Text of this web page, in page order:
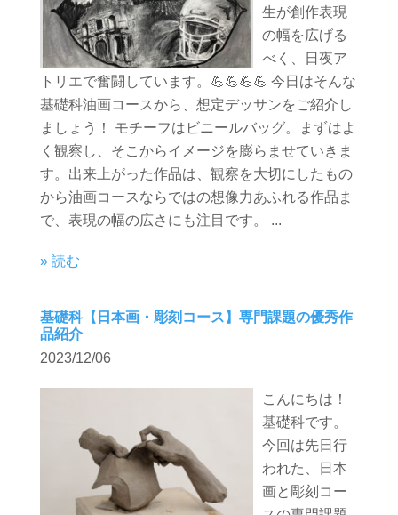
生が創作表現
の幅を広げる
べく、日夜ア
トリエで奮闘しています。💪💪💪💪 今日はそんな
基礎科油画コースから、想定デッサンをご紹介し
ましょう！ モチーフはビニールバッグ。まずはよ
く観察し、そこからイメージを膨らませていきま
す。出来上がった作品は、観察を大切にしたもの
から油画コースならではの想像力あふれる作品ま
で、表現の幅の広さにも注目です。 ...
» 読む
基礎科【日本画・彫刻コース】専門課題の優秀作
品紹介
2023/12/06
こんにちは！
基礎科です。
今回は先日行
われた、日本
画と彫刻コー